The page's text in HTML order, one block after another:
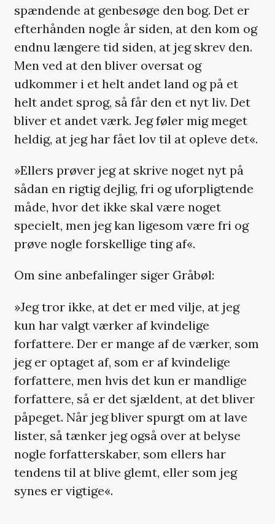
spændende at genbesøge den bog. Det er
efterhånden nogle år siden, at den kom og
endnu længere tid siden, at jeg skrev den.
Men ved at den bliver oversat og
udkommer i et helt andet land og på et
helt andet sprog, så får den et nyt liv. Det
bliver et andet værk. Jeg føler mig meget
heldig, at jeg har fået lov til at opleve det«.
»Ellers prøver jeg at skrive noget nyt på
sådan en rigtig dejlig, fri og uforpligtende
måde, hvor det ikke skal være noget
specielt, men jeg kan ligesom være fri og
prøve nogle forskellige ting af«.
Om sine anbefalinger siger Gråbøl:
»Jeg tror ikke, at det er med vilje, at jeg
kun har valgt værker af kvindelige
forfattere. Der er mange af de værker, som
jeg er optaget af, som er af kvindelige
forfattere, men hvis det kun er mandlige
forfattere, så er det sjældent, at det bliver
påpeget. Når jeg bliver spurgt om at lave
lister, så tænker jeg også over at belyse
nogle forfatterskaber, som ellers har
tendens til at blive glemt, eller som jeg
synes er vigtige«.